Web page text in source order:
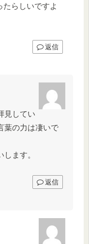
たらしいですよ
返信
見してい
葉の力は凄いで
ます。
返信